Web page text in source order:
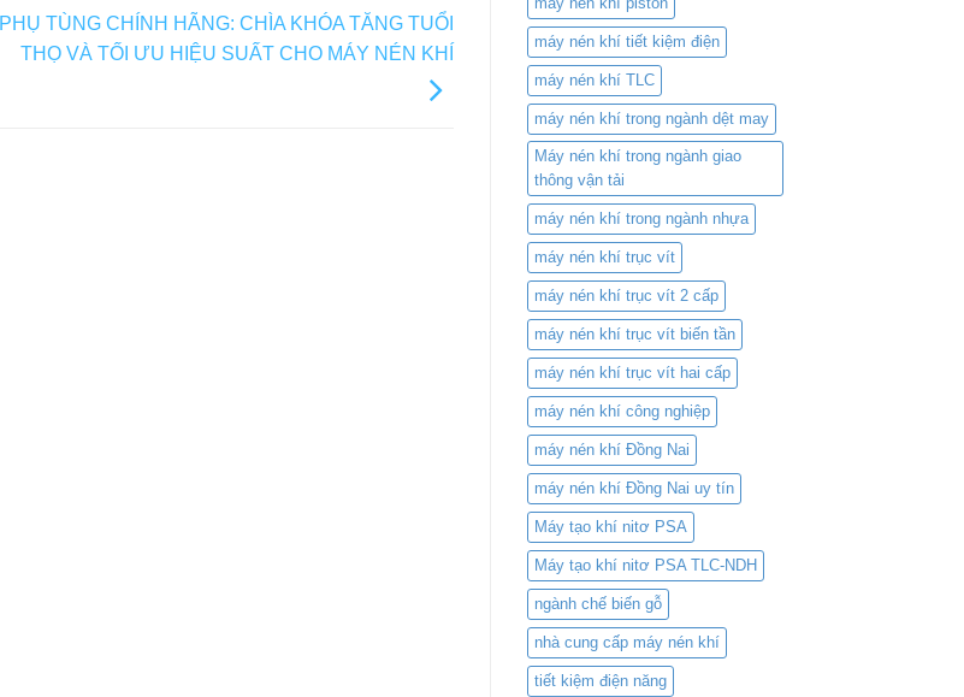
PHỤ TÙNG CHÍNH HÃNG: CHÌA KHÓA TĂNG TUỔI
THỌ VÀ TỐI ƯU HIỆU SUẤT CHO MÁY NÉN KHÍ
máy nén khí tiết kiệm điện
máy nén khí TLC
máy nén khí trong ngành dệt may
Máy nén khí trong ngành giao
thông vận tải
máy nén khí trong ngành nhựa
máy nén khí trục vít
máy nén khí trục vít 2 cấp
máy nén khí trục vít biến tần
máy nén khí trục vít hai cấp
máy nén khí công nghiệp
máy nén khí Đồng Nai
máy nén khí Đồng Nai uy tín
Máy tạo khí nitơ PSA
Máy tạo khí nitơ PSA TLC-NDH
ngành chế biến gỗ
nhà cung cấp máy nén khí
tiết kiệm điện năng